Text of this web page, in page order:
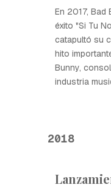
En 2017,
éxito "Si Tu
catapultó su
hito
Bunny,
industria
2018